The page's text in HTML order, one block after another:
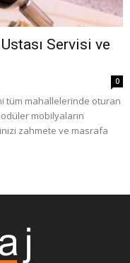
Servisi ve
0
tüm mahallelerinde oturan
mobilyaların
zahmete ve masrafa